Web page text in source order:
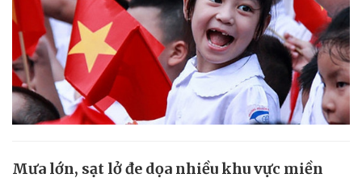
Mưa lớn, sạt lở đe dọa nhiều khu vực miền